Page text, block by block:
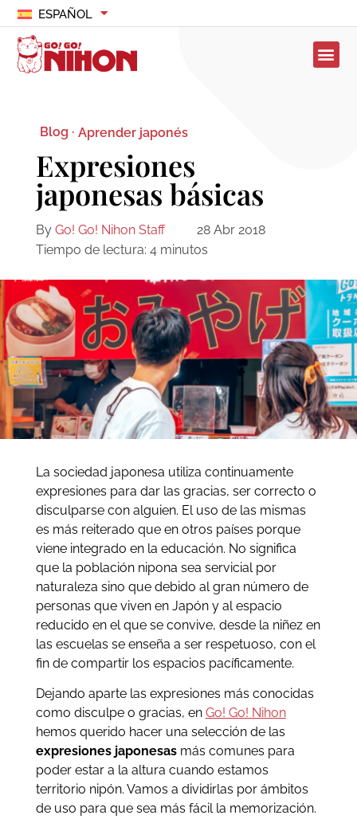
ESPAÑOL
Blog · Aprender japonés
Expresiones
japonesas básicas
By Go! Go! Nihon Staff
28 Abr 2018
Tiempo de lectura: 4 minutos
La sociedad japonesa utiliza continuamente
expresiones para dar las gracias, ser correcto o
disculparse con alguien. El uso de las mismas
es más reiterado que en otros países porque
viene integrado en la educación. No significa
que la población nipona sea servicial por
naturaleza sino que debido al gran número de
personas que viven en Japón y al espacio
reducido en el que se convive, desde la niñez en
las escuelas se enseña a ser respetuoso, con el
fin de compartir los espacios pacíficamente.
Dejando aparte las expresiones más conocidas
como disculpe o gracias, en Go! Go! Nihon
hemos querido hacer una selección de las
expresiones japonesasmás comunes para
poder estar a la altura cuando estamos
territorio nipón. Vamos a dividirlas por ámbitos
de uso para que sea más fácil la memorización.